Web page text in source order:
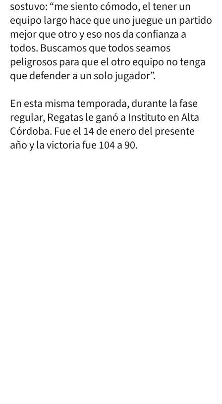
sostuvo: “me siento cómodo, el tener un
equipo largo hace que uno juegue un partido
mejor que otro y eso nos da confianza a
todos. Buscamos que todos seamos
peligrosos para que el otro equipo no tenga
que defender a un solo jugador”.
En esta misma temporada, durante la fase
regular, Regatas le ganó a Instituto en Alta
Córdoba. Fue el 14 de enero del presente
año y la victoria fue 104 a 90.